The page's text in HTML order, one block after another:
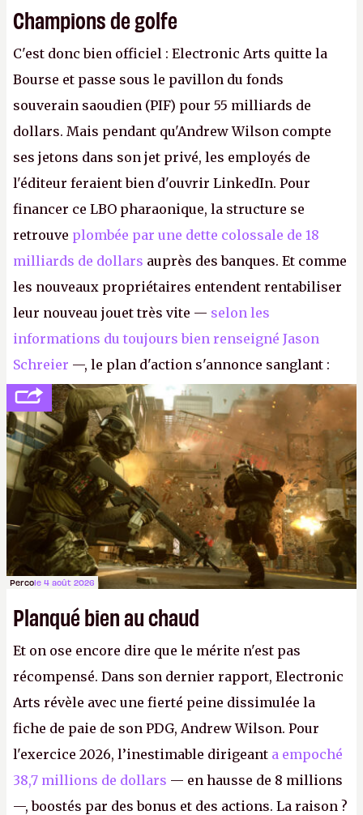
Champions de golfe
C'est donc bien officiel : Electronic Arts quitte la
Bourse et passe sous le pavillon du fonds
souverain saoudien (PIF) pour 55 milliards de
dollars. Mais pendant qu'Andrew Wilson compte
ses jetons dans son jet privé, les employés de
l'éditeur feraient bien d'ouvrir LinkedIn. Pour
financer ce LBO pharaonique, la structure se
retrouve plombée par une dette colossale de 18
milliards de dollars auprès des banques. Et comme
les nouveaux propriétaires entendent rentabiliser
leur nouveau jouet très vite — selon les
informations du toujours bien renseigné Jason
Schreier —, le plan d'action s'annonce sanglant :
réductions de coûts drastiques, fermetures de
studios et licenciements massifs. En gros, essorer
FCetBattlefield, puis virer le reste.P.
Percole 4 août 2026
Planqué bien au chaud
Et on ose encore dire que le mérite n'est pas
récompensé. Dans son dernier rapport, Electronic
Arts révèle avec une fierté peine dissimulée la
fiche de paie de son PDG, Andrew Wilson. Pour
l'exercice 2026, l’inestimable dirigeant a empoché
38,7 millions de dollars — en hausse de 8 millions
—, boostés par des bonus et des actions. La raison ?